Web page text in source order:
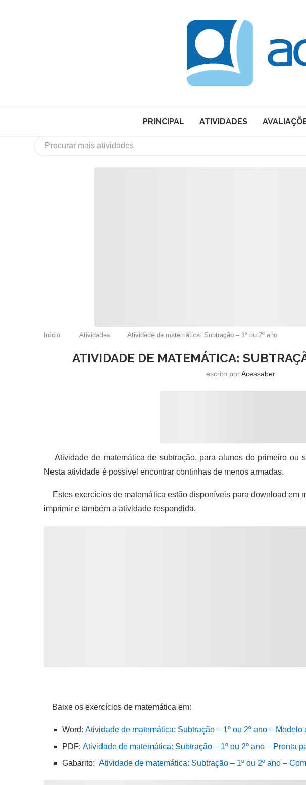
PRINCIPAL ATIVIDADES
Início Atividades Atividade de matemática: Subtração – 1º ou 2º ano
ATIVIDADE DE MATEMÁTICA:
escrito porAcessaber
Atividade de matemática de subtração, para alunos do primeiro ou
Nesta atividade é possível encontrar continhas de menos armadas.
Estes exercícios de matemática estão disponíveis para download em
imprimir e também a atividade respondida.
Baixe os exercícios de matemática em:
Word: Atividade de matemática: Subtração – 1º ou 2º ano – Modelo
PDF: Atividade de matemática: Subtração – 1º ou 2º ano – Pronta
Gabarito: Atividade de matemática: Subtração – 1º ou 2º ano –